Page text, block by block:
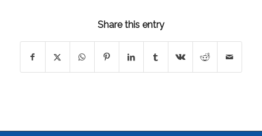
Share this entry